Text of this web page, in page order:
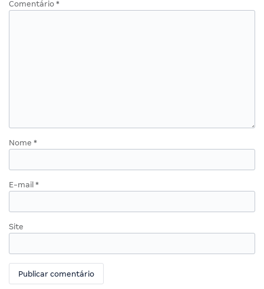
Comentário *
Nome *
E-mail *
Site